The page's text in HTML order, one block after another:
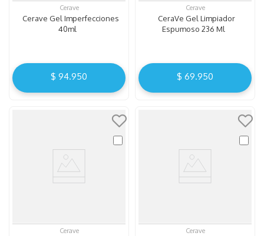
Cerave
Cerave Gel Imperfecciones
40ml
$ 94.950
Cerave
CeraVe Gel Limpiador
Espumoso 236 Ml
$ 69.950
Cerave Cerave